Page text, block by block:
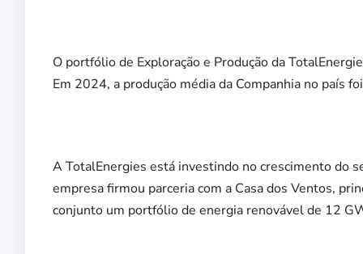
O portfólio de Exploração e Produção da
Em 2024, a produção média da Companhia no país
A TotalEnergies está investindo no crescimento do
empresa firmou parceria com a Casa dos Ventos,
conjunto um portfólio de energia renovável de 12